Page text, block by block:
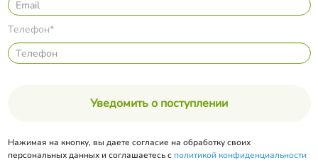
Телефон*
Уведомить о поступлении
Нажимая на кнопку, вы даете согласие на обработку своих
персональных данных и соглашаетесь с политикой конфиденциальности